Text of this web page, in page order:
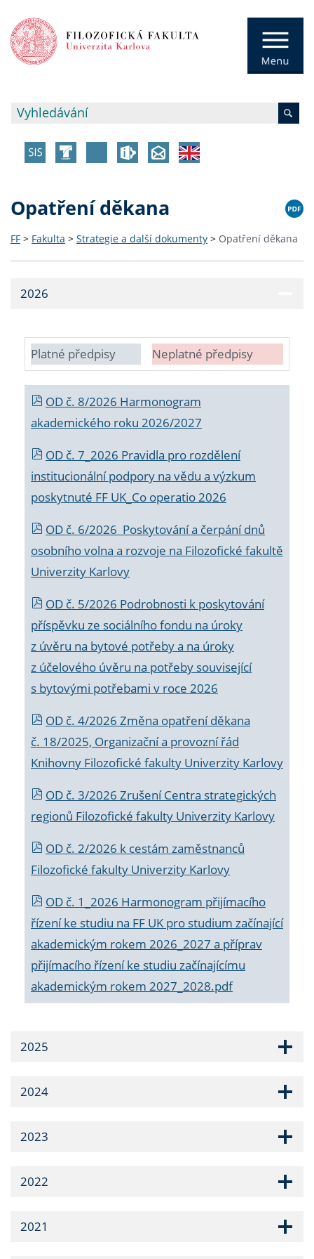
Opatření děkana
FF > Fakulta > Strategie a další dokumenty > Opatření děkana
2026
Platné předpisy Neplatné předpisy
OD č. 8/2026 Harmonogram
akademického roku 2026/2027
OD č. 7_2026 Pravidla pro rozdělení
institucionální podpory na vědu a výzkum
poskytnuté FF UK_Co operatio 2026
OD č. 6/2026 Poskytování a čerpání dnů
osobního volna a rozvoje na Filozofické fakultě
Univerzity Karlovy
OD č. 5/2026 Podrobnosti k poskytování
příspěvku ze sociálního fondu na úroky
z úvěru na bytové potřeby a na úroky
z účelového úvěru na potřeby související
s bytovými potřebami v roce 2026
OD č. 4/2026 Změna opatření děkana
č. 18/2025, Organizační a provozní řád
Knihovny Filozofické fakulty Univerzity Karlovy
OD č. 3/2026 Zrušení Centra strategických
regionů Filozofické fakulty Univerzity Karlovy
OD č. 2/2026 k cestám zaměstnanců
Filozofické fakulty Univerzity Karlovy
OD č. 1_2026 Harmonogram přijímacího
řízení ke studiu na FF UK pro studium začínající
akademickým rokem 2026_2027 a příprav
přijímacího řízení ke studiu začínajícímu
akademickým rokem 2027_2028.pdf
2025
2024
2023
2022
2021